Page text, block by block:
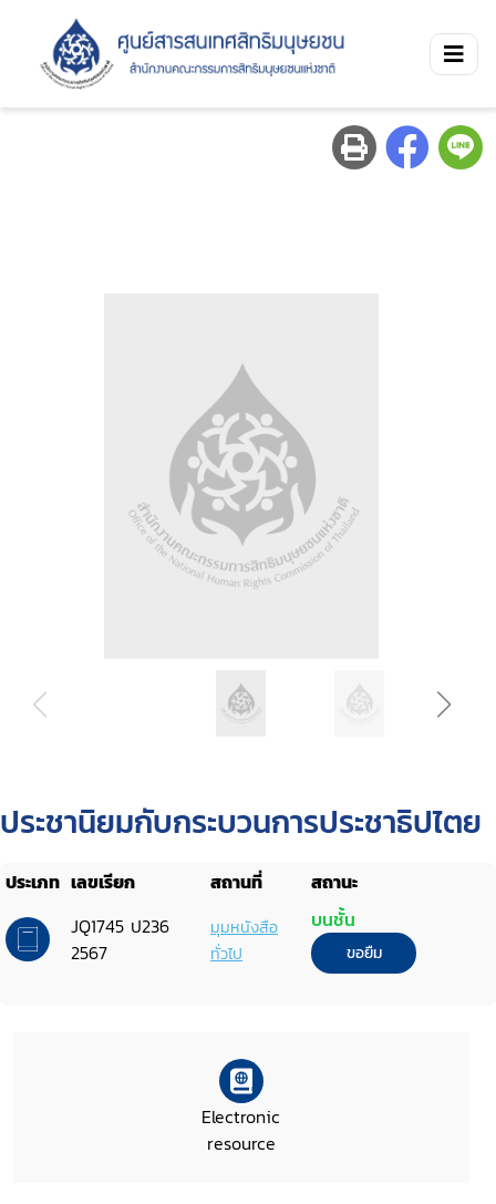
ประชานิยมกับกระบวนการประชาธิปไตย
ประเภท เลขเรียก สถานที่
สถานะ
JQ1745 ป236
2567
มุมหนังสือ
ทั่วไป
บนชั้น
ขอยืม
Electronic
resource